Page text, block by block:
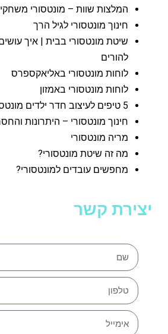
המלצות שוות – מונטסורי
חינוך מונטסורי לגיל הרך
שיטת מונטסורי בבית | איך
להורים
לוחות מונטסורי באליאקספרס
לוחות מונטסורי באמזון
5 טיפים לעיצוב חדר ילדים מונטסורי
חינוך מונטסורי – היתרונות
מריה מונטסורי
מה זה שיטת מונטסורי?
מחפשים עובדים למונטסורי?
יצירת קשר